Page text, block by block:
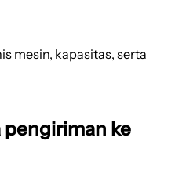
mesin, kapasitas, serta
ke